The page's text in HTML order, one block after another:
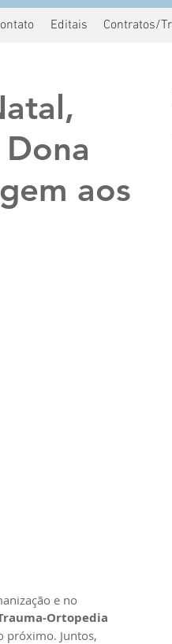
Editais Contratos/
aos
e no
Ortopedia
próximo. Juntos,